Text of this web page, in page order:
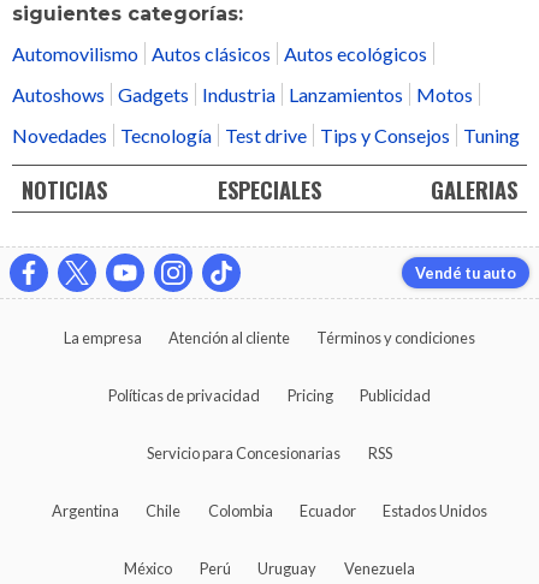
siguientes categorías:
Automovilismo Autos clásicos
Autos ecológicos
Autoshows
Gadgets Industria Lanzamientos
Motos
Novedades
Tecnología Test drive Tips y Consejos Tuning
NOTICIAS ESPECIALES GALERIAS
Vendé tu auto
La empresa Atención al cliente Términos y condiciones
Políticas de privacidad Pricing Publicidad
Servicio para Concesionarias RSS
Argentina Chile Colombia Ecuador Estados Unidos
México Perú Uruguay Venezuela